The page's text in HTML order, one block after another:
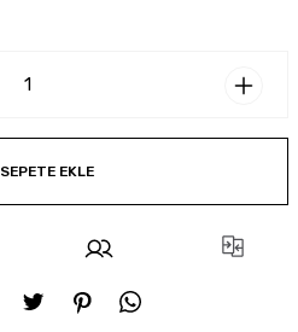
SEPETE EKLE